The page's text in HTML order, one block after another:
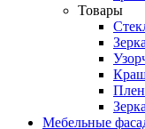
Товары
Мебельные